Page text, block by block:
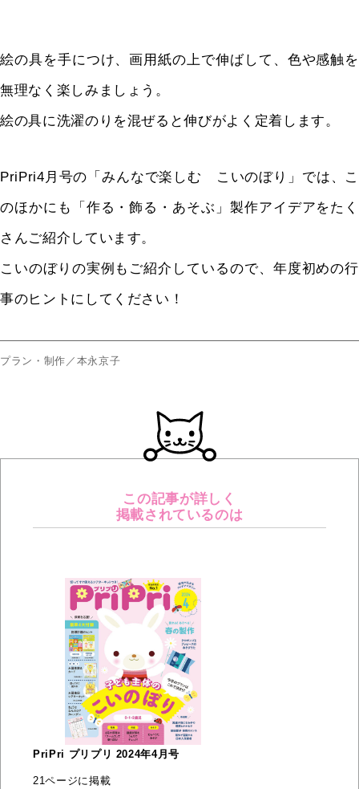
絵の具を手につけ、画用紙の上で伸ばして、色や感触を
無理なく楽しみましょう。
絵の具に洗濯のりを混ぜると伸びがよく定着します。
PriPri4月号の「みんなで楽しむ こいのぼり」では、こ
のほかにも「作る・飾る・あそぶ」製作アイデアをたく
さんご紹介しています。
こいのぼりの実例もご紹介しているので、年度初めの行
事のヒントにしてください！
プラン・制作／本永京子
この記事が詳しく
掲載されているのは
PriPri プリプリ 2024年4月号
21ページに掲載